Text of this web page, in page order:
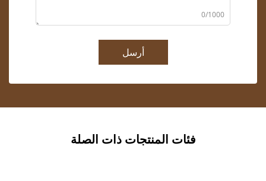
0/1000
أرسل
فئات المنتجات ذات الصلة